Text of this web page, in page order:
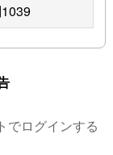
でログインする